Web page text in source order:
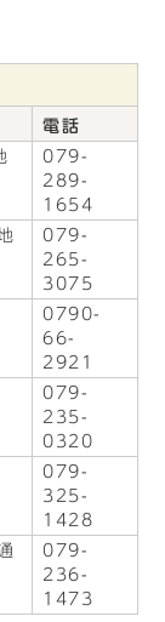
電話
079-
289-
1654
079-
265-
3075
0790-
66-
2921
079-
235-
0320
079-
325-
1428
079-
236-
1473